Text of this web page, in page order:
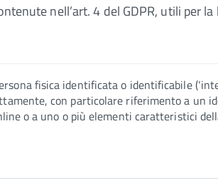
nell’art. 4 del GDPR, utili per
fisica identificata o identificabile
con particolare riferimento a un
o a uno o più elementi caratteristici